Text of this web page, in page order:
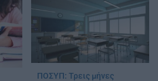
ΠΟΣΥΠ: Τρεις μήνες